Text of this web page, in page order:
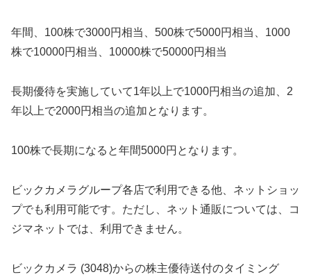
年間、100株で3000円相当、500株で5000円相当、1000
株で10000円相当、10000株で50000円相当
長期優待を実施していて1年以上で1000円相当の追加、2
年以上で2000円相当の追加となります。
100株で長期になると年間5000円となります。
ビックカメラグループ各店で利用できる他、ネットショッ
プでも利用可能です。ただし、ネット通販については、コ
ジマネットでは、利用できません。
ビックカメラ (3048)からの株主優待送付のタイミング